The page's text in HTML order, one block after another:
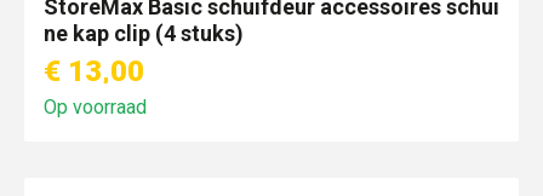
StoreMax Basic schuifdeur accessoires schui
ne kap clip (4 stuks)
€ 13,00
Op voorraad